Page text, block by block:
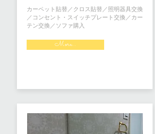
カーペット貼替／クロス貼替／照明器具交換
／コンセント・スイッチプレート交換／カー
テン交換／ソファ購入
More...